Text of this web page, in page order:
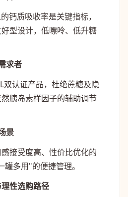
钙质吸收率是关键指标，
型设计，低嘌呤、低升糖
求者
双认证产品，杜绝蔗糖及隐
胰岛素样因子的辅助调节
景
接受度高、性价比优化的
多用"的便捷管理。
性选购路径